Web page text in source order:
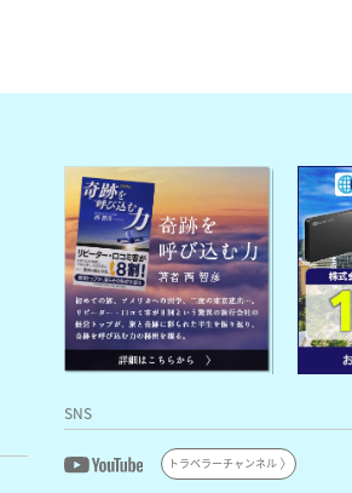
SNS
トラベラーチャンネル